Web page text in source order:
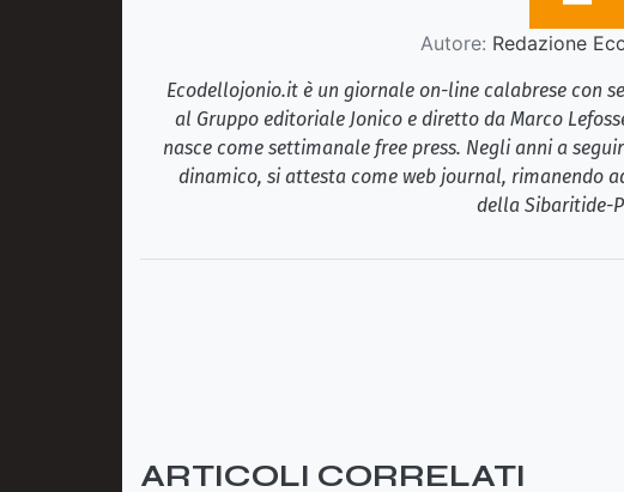
Autore: Redazione
Ecodellojonio.it è un giornale on-line calabrese con
al Gruppo editoriale Jonico e diretto da Marco
nasce come settimanale free press. Negli anni a
dinamico, si attesta come web journal, rimanendo
della Sibaritide-
ARTICOLI CORRELATI